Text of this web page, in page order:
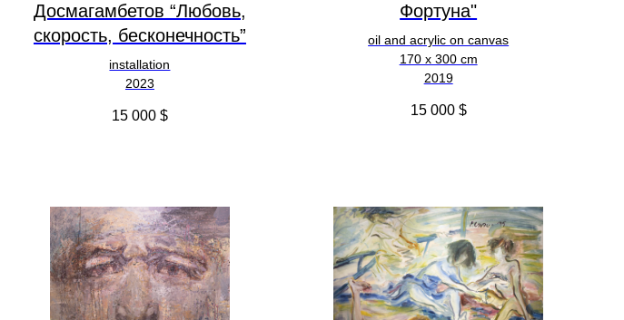
Досмагамбетов “Любовь,
скорость, бесконечность”
installation
2023
15 000 $
Фортуна"
oil and acrylic on canvas
170 x 300 cm
2019
15 000 $